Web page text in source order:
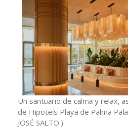
Un santuario de calma y relax,
de Hipotels Playa de Palma
JOSÉ SALTO.)